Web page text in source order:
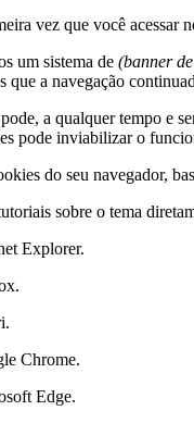
vez que você acessar
um sistema de (banner
que a navegação
a qualquer tempo e
pode inviabilizar o
do seu navegador,
sobre o tema
Explorer.
Chrome.
Edge.